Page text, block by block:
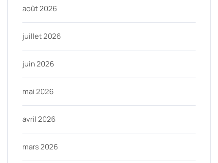
août 2026
juillet 2026
juin 2026
mai 2026
avril 2026
mars 2026